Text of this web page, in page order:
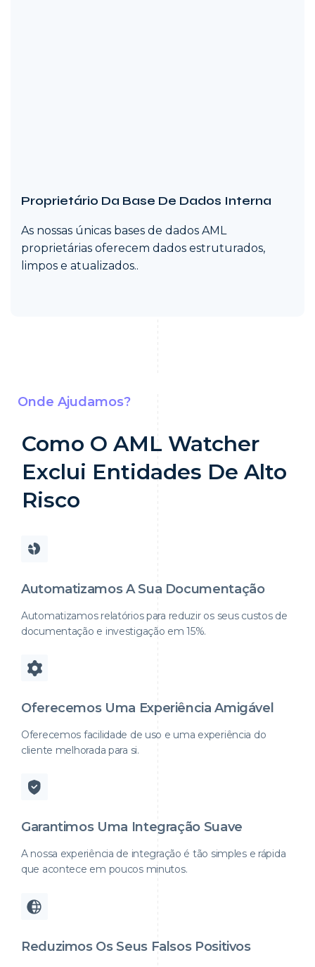
Proprietário Da Base De Dados Interna
As nossas únicas bases de dados AML
proprietárias oferecem dados estruturados,
limpos e atualizados..
Onde Ajudamos?
Como O AML Watcher
Exclui Entidades De Alto
Risco
Automatizamos A Sua Documentação
Automatizamos relatórios para reduzir os seus custos de
documentação e investigação em 15%.
Oferecemos Uma Experiência Amigável
Oferecemos facilidade de uso e uma experiência do
cliente melhorada para si.
Garantimos Uma Integração Suave
A nossa experiência de integração é tão simples e rápida
que acontece em poucos minutos.
Reduzimos Os Seus Falsos Positivos